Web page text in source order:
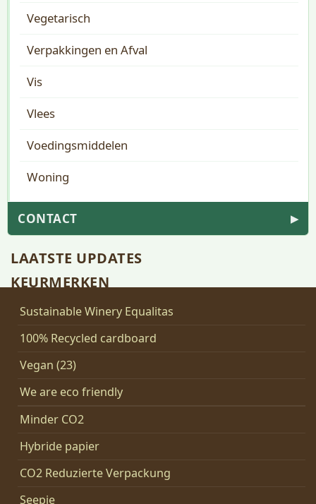
Vegetarisch
Verpakkingen en Afval
Vis
Vlees
Voedingsmiddelen
Woning
CONTACT ▶
LAATSTE UPDATES
KEURMERKEN
Sustainable Winery Equalitas
100% Recycled cardboard
Vegan (23)
We are eco friendly
Minder CO2
Hybride papier
CO2 Reduzierte Verpackung
Seepje